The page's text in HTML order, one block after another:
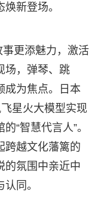
新登场。
更添魅力，激活
场，弹琴、跳
成为焦点。日本
星火大模型实现
“智慧代言人”。
跨越文化藩篱的
的氛围中亲近中
同。